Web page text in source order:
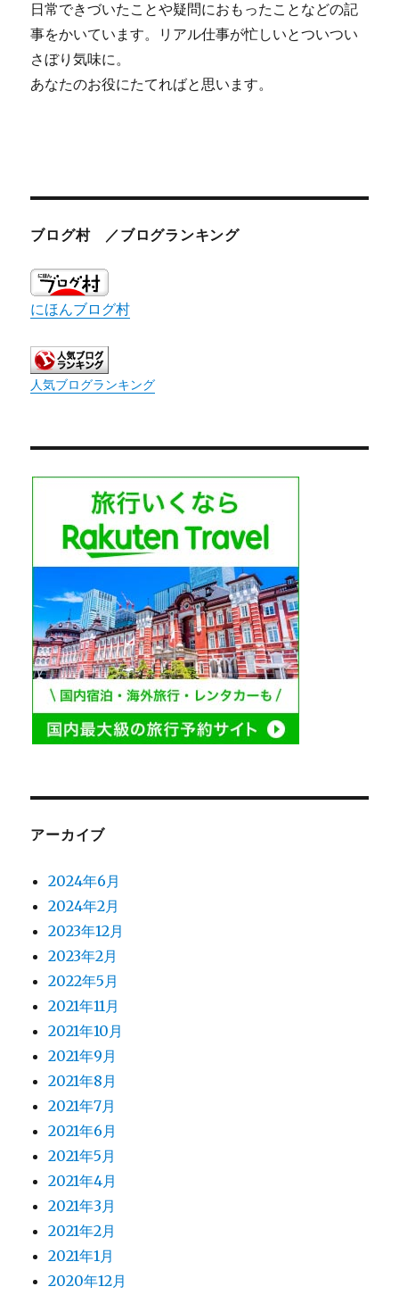
日常できづいたことや疑問におもったことなどの記
事をかいています。リアル仕事が忙しいとついつい
さぼり気味に。
あなたのお役にたてればと思います。
ブログ村 ／ブログランキング
にほんブログ村
人気ブログランキング
アーカイブ
2024年6月
2024年2月
2023年12月
2023年2月
2022年5月
2021年11月
2021年10月
2021年9月
2021年8月
2021年7月
2021年6月
2021年5月
2021年4月
2021年3月
2021年2月
2021年1月
2020年12月